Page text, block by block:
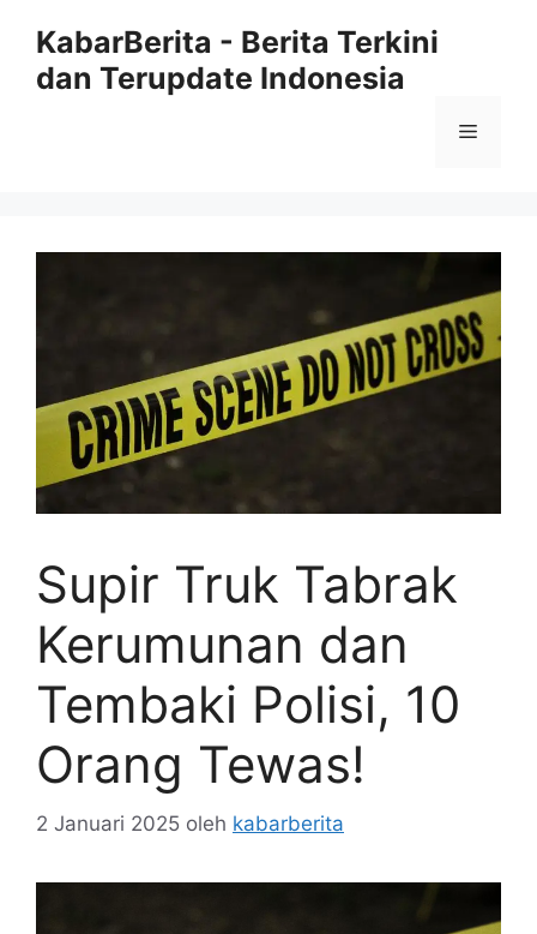
KabarBerita - Berita Terkini
dan Terupdate Indonesia
Menu
Supir Truk Tabrak
Kerumunan dan
Tembaki Polisi, 10
Orang Tewas!
2 Januari 2025 oleh kabarberita